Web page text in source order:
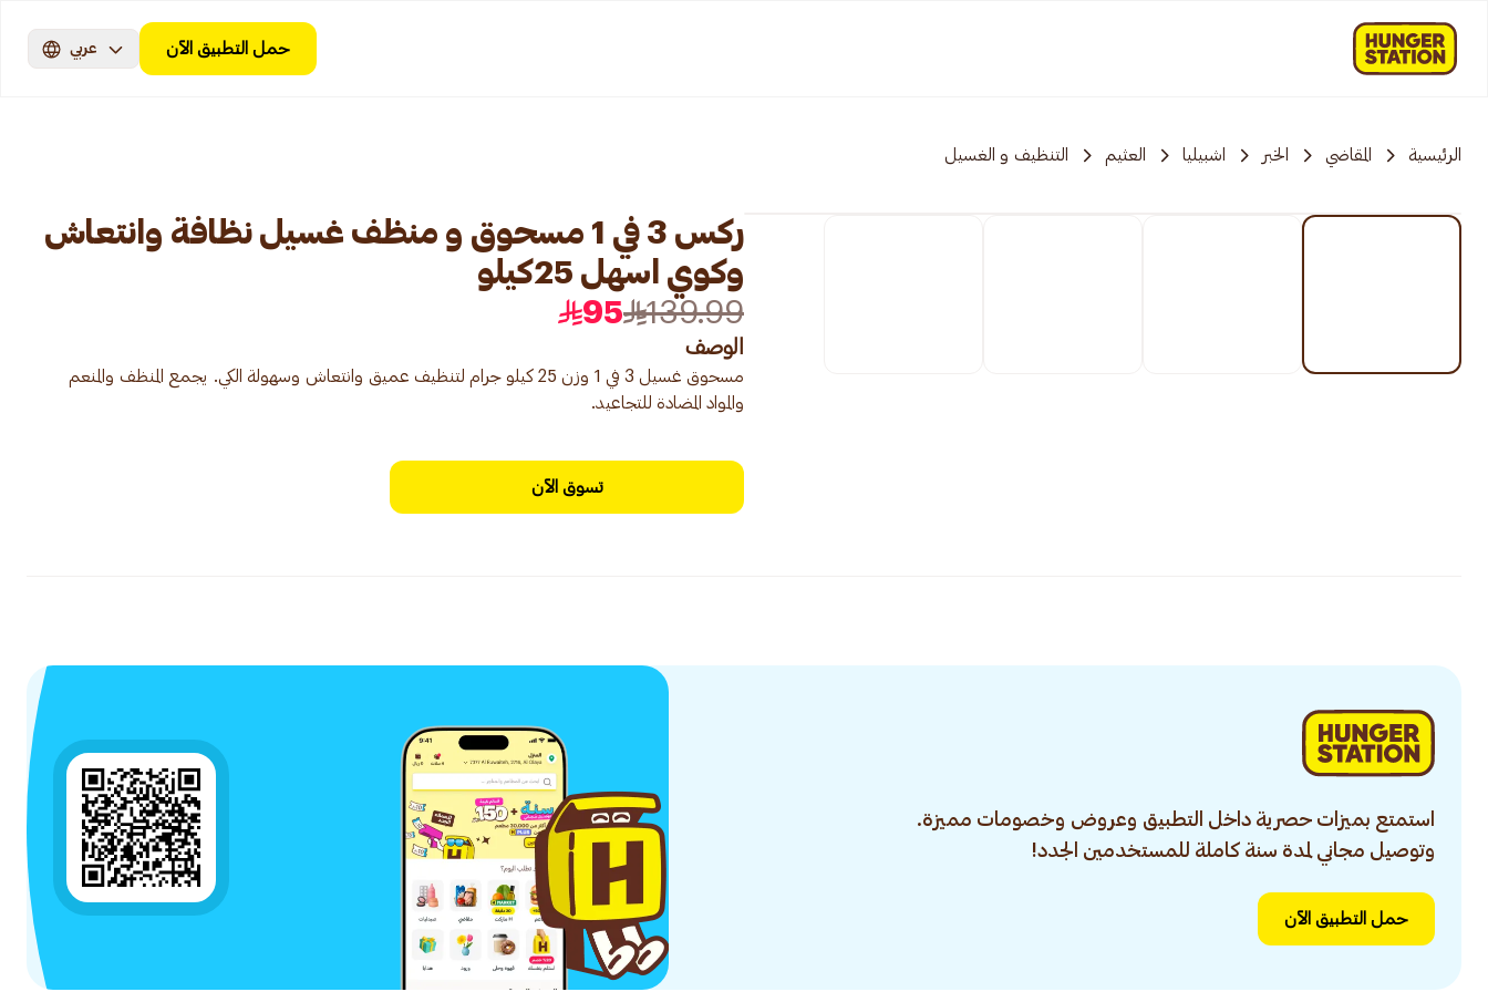
حمل التطبيق الآن عربي
الرئيسية المقاضي الخبر اشبيليا العثيم التنظيف و الغسيل
ركس 3 في 1 مسحوق و منظف غسيل نظافة وانتعاش
وكوي اسهل 25كيلو
139.99
95
الوصف
مسحوق غسيل 3 في 1 وزن 25 كيلو جرام لتنظيف عميق وانتعاش وسهولة الكي. يجمع المنظف والمنعم
والمواد المضادة للتجاعيد.
تسوق الآن
استمتع بميزات حصرية داخل التطبيق وعروض وخصومات مميزة.
وتوصيل مجاني لمدة سنة كاملة للمستخدمين الجدد!
حمل التطبيق الآن